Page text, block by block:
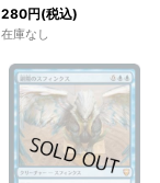
280円(税込)
在庫なし